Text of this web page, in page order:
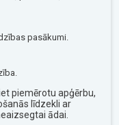
pasākumi.
piemērotu apģērbu,
līdzekli ar
ādai.